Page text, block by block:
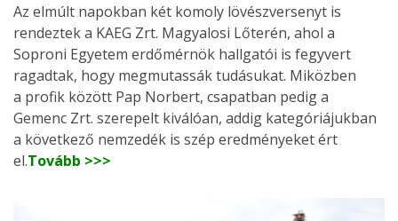
Az elmúlt napokban két komoly lövészversenyt is
rendeztek a KAEG Zrt. Magyalosi Lőterén, ahol a
Soproni Egyetem erdőmérnök hallgatói is fegyvert
ragadtak, hogy megmutassák tudásukat. Miközben
a profik között Pap Norbert, csapatban pedig a
Gemenc Zrt. szerepelt kiválóan, addig kategóriájukban
a következő nemzedék is szép eredményeket ért
el.Tovább >>>